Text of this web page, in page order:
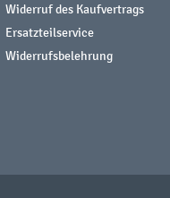
Widerruf des Kaufvertrags
Ersatzteilservice
Widerrufsbelehrung